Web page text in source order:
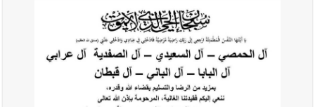
بالصور : بلدية صيدا تستقبل السيد محمد زيدان:
استعراض شامل لمشاريع وتأكيدٌ على حماية القيمة التراثية للمدينة